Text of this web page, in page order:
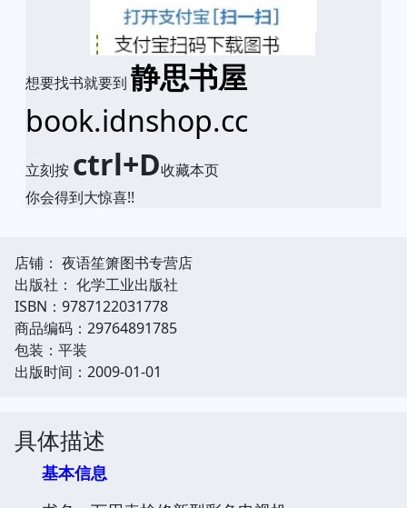
想要找书就要到 静思书屋
book.idnshop.cc
立刻按 ctrl+D收藏本页
你会得到大惊喜!!
店铺： 夜语笙箫图书专营店
出版社： 化学工业出版社
ISBN：9787122031778
商品编码：29764891785
包装：平装
出版时间：2009-01-01
具体描述
基本信息